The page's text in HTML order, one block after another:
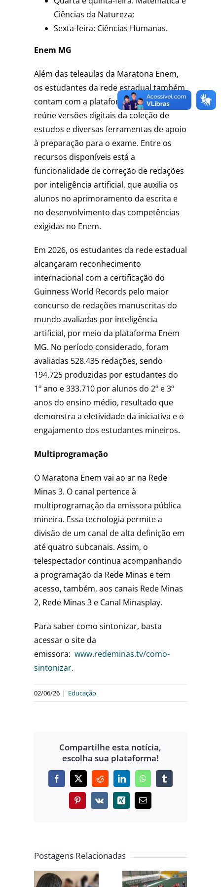
Ciências da Natureza;
Sexta-feira: Ciências Humanas.
Enem MG
Além das teleaulas da Maratona Enem,
os estudantes da rede estadual também
contam com a plataforma Enem MG, que
reúne versões digitais da coleção de
estudos e diversas ferramentas de apoio
à preparação para o exame. Entre os
recursos disponíveis está a
funcionalidade de correção de redações
por inteligência artificial, que auxilia os
alunos no aprimoramento da escrita e
no desenvolvimento das competências
exigidas no Enem.
Em 2026, os estudantes da rede estadual
alcançaram reconhecimento
internacional com a certificação do
Guinness World Records pelo maior
concurso de redações manuscritas do
mundo avaliadas por inteligência
artificial, por meio da plataforma Enem
MG. No período considerado, foram
avaliadas 528.435 redações, sendo
194.725 produzidas por estudantes do
1º ano e 333.710 por alunos do 2º e 3º
anos do ensino médio, resultado que
demonstra a efetividade da iniciativa e o
engajamento dos estudantes mineiros.
Multiprogramação
O Maratona Enem vai ao ar na Rede
Minas 3. O canal pertence à
multiprogramação da emissora pública
mineira. Essa tecnologia permite a
divisão de um canal de alta definição em
até quatro subcanais. Assim, o
telespectador continua acompanhando
a programação da Rede Minas e tem
acesso, também, aos canais Rede Minas
2, Rede Minas 3 e Canal Minasplay.
Para saber como sintonizar, basta
acessar o site da
emissora: www.redeminas.tv/como-
sintonizar.
02/06/26 | Educação
Compartilhe esta notícia,
escolha sua plataforma!
Facebook
X RedditLinkedInWhatsAppTumblr
Pinterest
Vk Xing
E-
Postagens Relacionadas
MUNDO
MOVIMENTA
SENADO
APROVA MP